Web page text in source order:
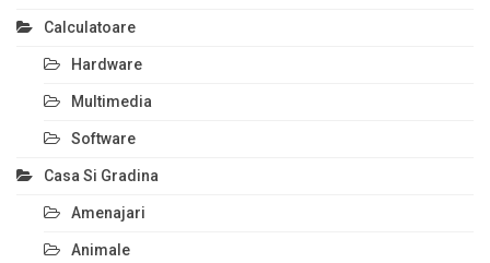
Calculatoare
Hardware
Multimedia
Software
Casa Si Gradina
Amenajari
Animale